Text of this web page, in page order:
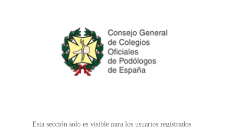
Esta sección solo es visible para los usuarios registrados.